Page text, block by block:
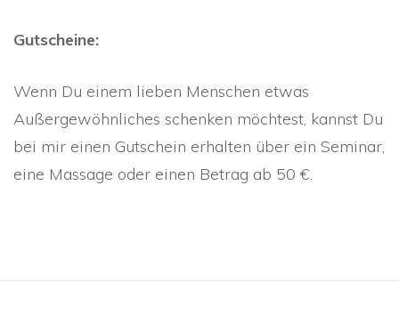
Gutscheine:
Wenn Du einem lieben Menschen etwas
Außergewöhnliches schenken möchtest, kannst Du
bei mir einen Gutschein erhalten über ein Seminar,
eine Massage oder einen Betrag ab 50 €.